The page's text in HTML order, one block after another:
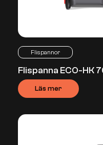
Flispannor
Flispanna ECO-HK
Läs mer